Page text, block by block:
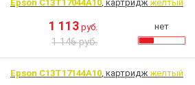
Epson C13T17044A10, картридж желтый
1 113 руб.
1 146 руб.
нет
Epson C13T17144A10, картридж желтый